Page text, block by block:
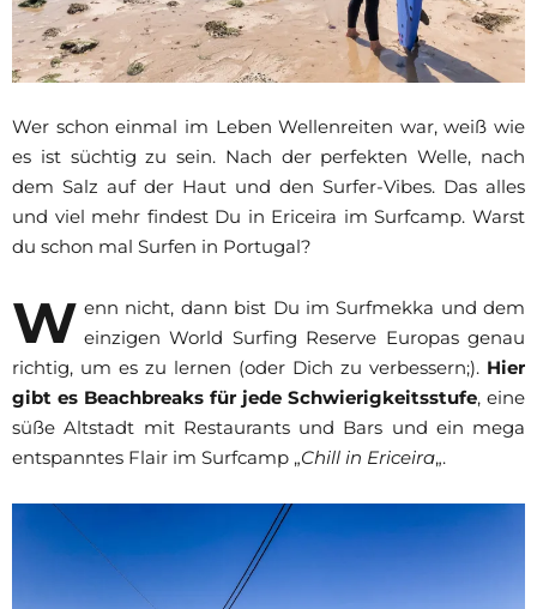
Wer schon einmal im Leben Wellenreiten war, weiß wie
es ist süchtig zu sein. Nach der perfekten Welle, nach
dem Salz auf der Haut und den Surfer-Vibes. Das alles
und viel mehr findest Du in Ericeira im Surfcamp. Warst
du schon mal Surfen in Portugal?
W enn nicht, dann bist Du im Surfmekka und dem
einzigen World Surfing Reserve Europas genau
richtig, um es zu lernen (oder Dich zu verbessern;). Hier
gibt es Beachbreaks für jede Schwierigkeitsstufe, eine
süße Altstadt mit Restaurants und Bars und ein mega
entspanntes Flair im Surfcamp „Chill in Ericeira„.